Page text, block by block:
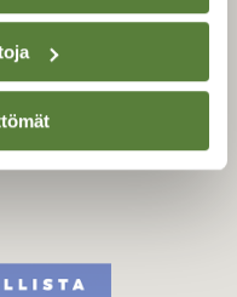
Luonto -lehden
onSuomen
.